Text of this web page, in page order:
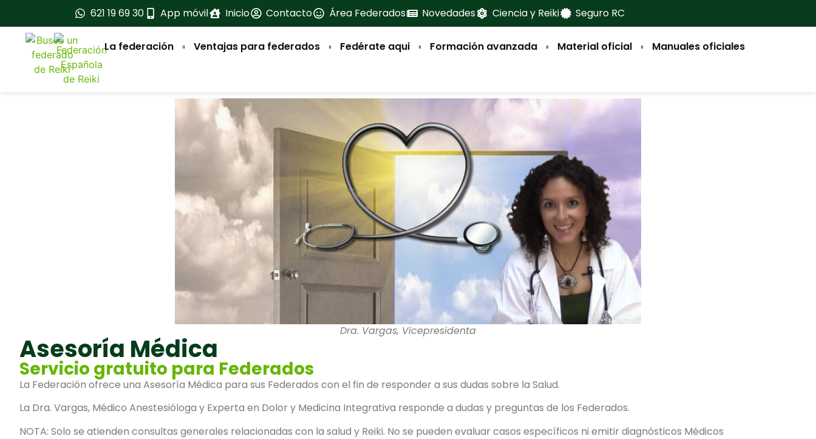
621 19 69 30 App móvil Inicio Contacto Área Federados Novedades Ciencia y Reiki Seguro RC
La federación Ventajas para federados Fedérate aqui Formación avanzada Material oficial Manuales oficiales
Dra. Vargas, Vicepresidenta
Asesoría Médica
Servicio gratuito para Federados
La Federación ofrece una Asesoría Médica para sus Federados con el fin de responder a sus dudas sobre la Salud.
La Dra. Vargas, Médico Anestesióloga y Experta en Dolor y Medicina Integrativa responde a dudas y preguntas de los Federados.
NOTA: Solo se atienden consultas generales relacionadas con la salud y Reiki. No se pueden evaluar casos específicos ni emitir diagnósticos Médicos